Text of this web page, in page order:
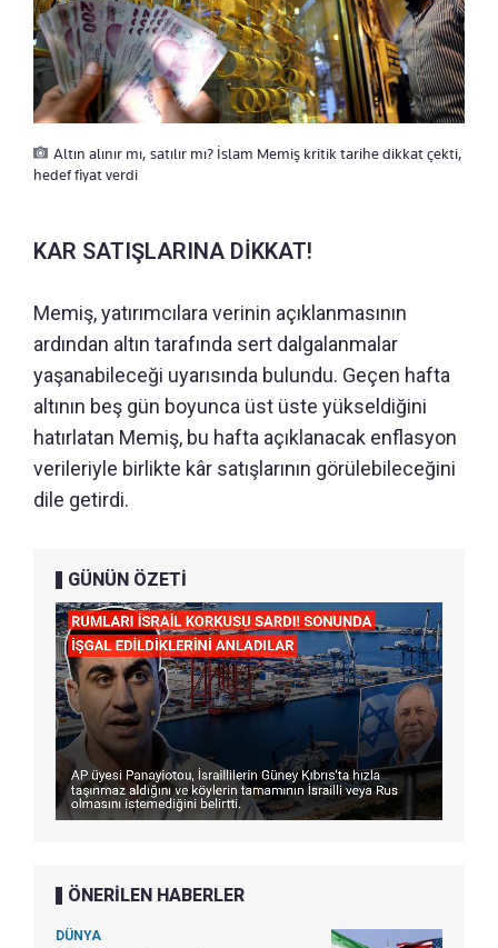
Altın alınır mı, satılır mı? İslam Memiş kritik tarihe dikkat çekti,
hedef fiyat verdi
KAR SATIŞLARINA DİKKAT!
Memiş, yatırımcılara verinin açıklanmasının
ardından altın tarafında sert dalgalanmalar
yaşanabileceği uyarısında bulundu. Geçen hafta
altının beş gün boyunca üst üste yükseldiğini
hatırlatan Memiş, bu hafta açıklanacak enflasyon
verileriyle birlikte kâr satışlarının görülebileceğini
dile getirdi.
GÜNÜN ÖZETİ
ÖNERİLEN HABERLER
DÜNYA